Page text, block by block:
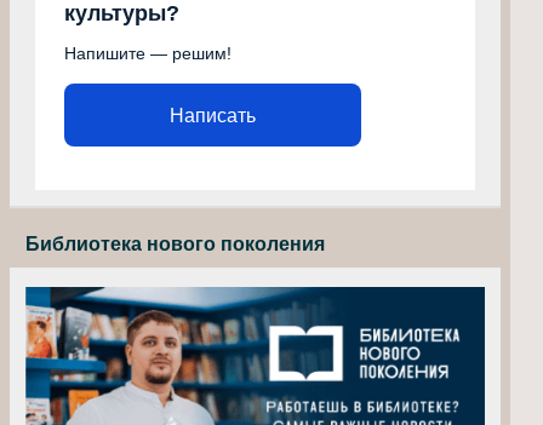
культуры?
Напишите — решим!
Написать
Библиотека нового поколения